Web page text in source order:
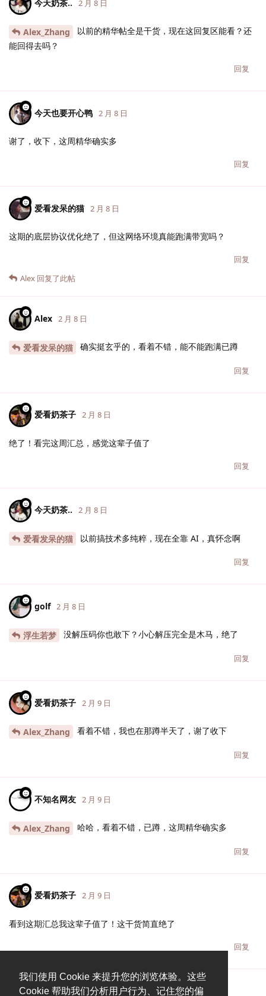
我们使用 Cookie 来提升您的浏览体验。这些
Cookie 帮助我们分析用户行为、记住您的偏
今天奶茶.. 2 月 8 日
Alex_Zhang
以前的精华帖全是干货，现在这回复区能看？还
能回得去吗？
回复
今天也要开心鸭 2 月 8 日
谢了，收下，这周精华确实多
回复
爱看发呆的猫 2 月 8 日
这期的底层协议优化绝了，但这网络环境真能跑满带宽吗？
回复
Alex 回复了此帖
Alex 2 月 8 日
爱看发呆的猫 确实挺玄乎的，看着不错，能不能跑满已蹲
回复
爱看奶茶子 2 月 8 日
绝了！看完这周汇总，感觉这辈子值了
回复
今天奶茶.. 2 月 8 日
爱看发呆的猫 以前搞技术多纯粹，现在全靠 AI，真怀念啊
回复
golf 2 月 8 日
浮生若梦 没解压码你也敢下？小心解压完全是木马，绝了
回复
爱看奶茶子 2 月 9 日
Alex_Zhang 看着不错，我也在那蹲半天了，谢了收下
回复
不知名网友 2 月 9 日
Alex_Zhang 哈哈，看着不错，已蹲，这周精华确实多
回复
爱看奶茶子 2 月 9 日
看到这期汇总我这辈子值了！这干货简直绝了
回复